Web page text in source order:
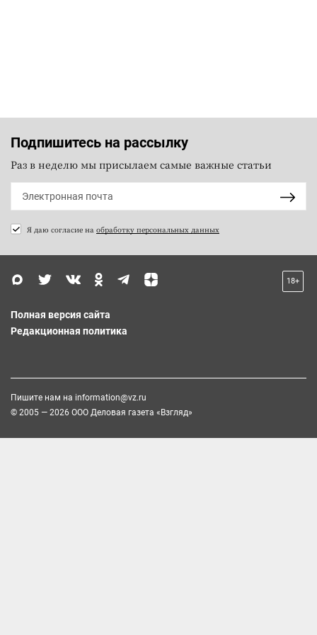
Подпишитесь на рассылку
Раз в неделю мы присылаем самые важные статьи
Я даю согласие на обработку персональных данных
18+
Полная версия сайта
Редакционная политика
Пишите нам на information@vz.ru
© 2005 — 2026 ООО Деловая газета «Взгляд»